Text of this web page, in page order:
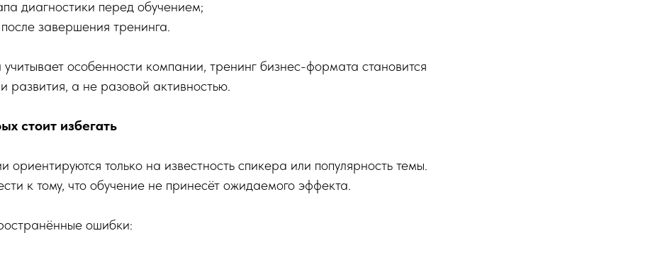
диагностики перед обучением;
завершения тренинга.
особенности компании, тренинг бизнес-формата становится
развития, а не разовой активностью.
стоит избегать
ориентируются только на известность спикера или популярность темы.
к тому, что обучение не принесёт ожидаемого эффекта.
ошибки: